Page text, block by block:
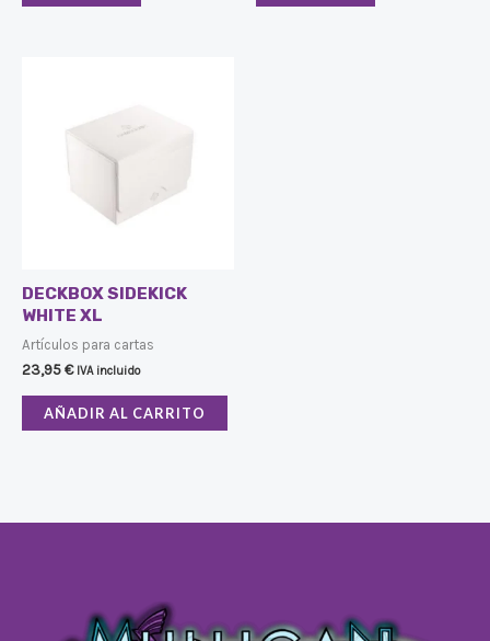
DECKBOX SIDEKICK
WHITE XL
Artículos para cartas
23,95€ IVA incluido
AÑADIR AL CARRITO